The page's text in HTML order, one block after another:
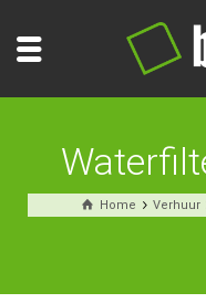
Home Verhuur